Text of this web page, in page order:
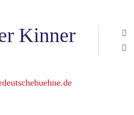
Kinner